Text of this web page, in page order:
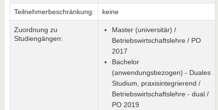
Teilnehmerbeschränkung: keine
Zuordnung zu
Studiengängen:
Master (universitär) /
Betriebswirtschaftslehre / PO
2017
Bachelor
(anwendungsbezogen) - Duales
Studium, praxisintegrierend /
Betriebswirtschaftslehre - dual /
PO 2019